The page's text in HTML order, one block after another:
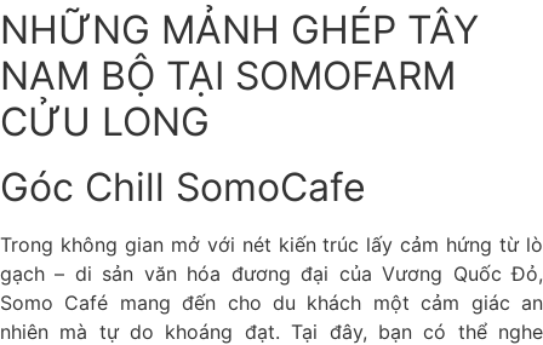
NHỮNG MẢNH GHÉP TÂY
NAM BỘ TẠI SOMOFARM
CỬU LONG
Góc Chill SomoCafe
Trong không gian mở với nét kiến trúc lấy cảm hứng từ lò
gạch – di sản văn hóa đương đại của Vương Quốc Đỏ,
Somo Café mang đến cho du khách một cảm giác an
nhiên mà tự do khoáng đạt. Tại đây, bạn có thể nghe